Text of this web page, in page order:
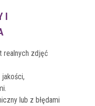
I
realnych zdjęć
lub z błędami